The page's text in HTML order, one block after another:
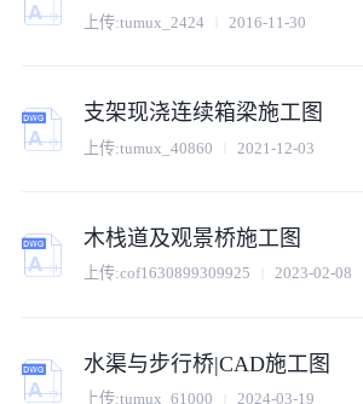
上传:tumux_2424 2016-11-30
支架现浇连续箱梁施工图
上传:tumux_40860 2021-12-03
木栈道及观景桥施工图
上传:cof1630899309925 2023-02-08
水渠与步行桥|CAD施工图
上传:tumux_61000 2024-03-19